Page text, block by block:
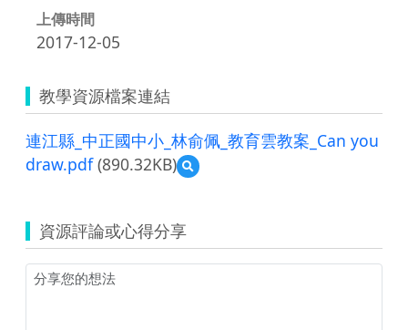
上傳時間
2017-12-05
教學資源檔案連結
連江縣_中正國中小_林俞佩_教育雲教案_Can you
draw.pdf(890.32KB)
預
覽
_
中
資源評論或心得分享